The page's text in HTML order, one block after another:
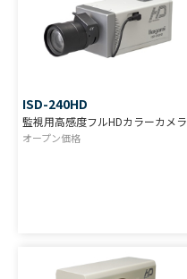
ISD-240HD
監視用高感度フルHDカラーカメラ
オープン価格